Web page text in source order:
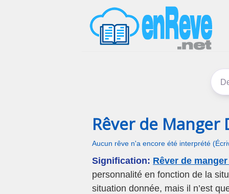
Rêver de Manger
Aucun rêve n'a encore été interprété
Signification: Rêver de
personnalité en fonction de la
situation donnée, mais il n’est